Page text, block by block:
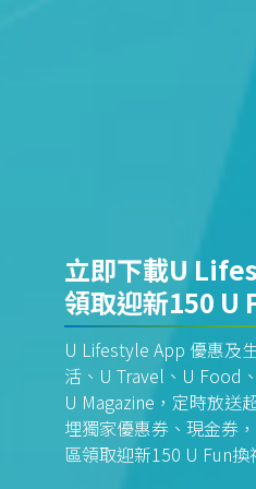
立即下載U
領取迎新150 U
U Lifestyle App 優惠及
活、U Travel、U Food
U Magazine，定時放送
埋獨家優惠券、現金券
區領取迎新150 U Fun換